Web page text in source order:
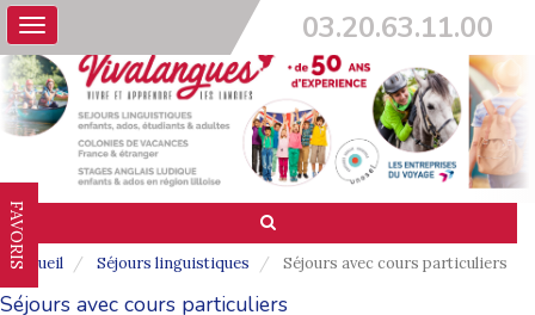
Toggle
navigation
03.20.63.11.00
FAVORIS
Accueil Séjours linguistiques Séjours avec cours particuliers
Séjours avec cours particuliers